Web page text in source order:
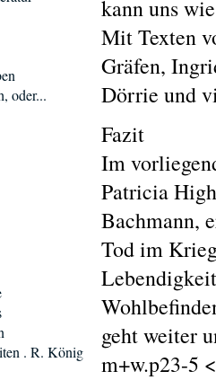
kann uns
Mit Texten
Gräfen,
Dörrie und
Fazit
Im
Patricia
Bachmann,
Tod im
geht weiter
m+w.p23-5
oder...
. R. König